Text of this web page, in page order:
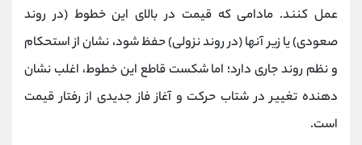
عمل کنند. مادامی که قیمت در بالای این خطوط (در روند
صعودی) یا زیر آنها (در روند نزولی) حفظ شود، نشان از استحکام
و نظم روند جاری دارد؛ اما شکست قاطع این خطوط، اغلب نشان
‌دهنده تغییر در شتاب حرکت و آغاز فاز جدیدی از رفتار قیمت
است.